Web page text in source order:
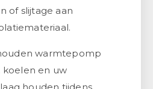
of slijtage aan
warmtepomp
koelen en uw